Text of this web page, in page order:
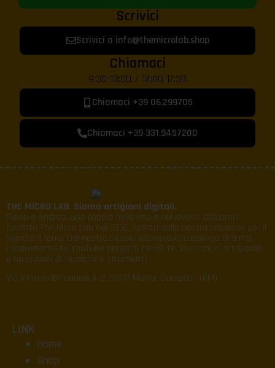
Scrivici
Scrivici a info@themicrolab.shop
Chiamaci
9:30-13:00 / 14:00-17:30
Chiamaci +39 06.299705
Chiamaci +39 331.9457200
THE MICRO LAB. Siamo artigiani digitali.
Flavia e Andrea, una coppia nella vita e nel lavoro, abbiamo
fondato The Micro Lab nel 2016, ispirati dalla nostra passione per il
legno e il ferro. Dal nostro piccolo laboratorio casalingo di 9 mq,
condividiamo su YouTube progetti fai-da-te, lavorazioni artigianali
e recensioni di tecniche e strumenti.
Via Vittorio Emanuele II, 2 00077 Monte Compatri (RM)
LINK
Home
Shop